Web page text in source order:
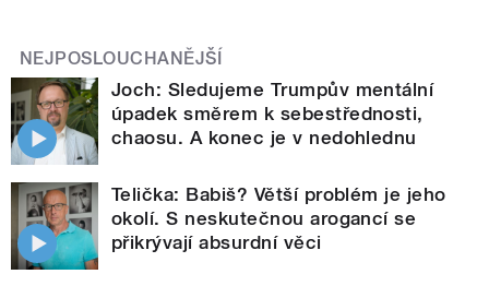
NEJPOSLOUCHANĚJŠÍ
Joch: Sledujeme Trumpův mentální
úpadek směrem k sebestřednosti,
chaosu. A konec je v nedohlednu
Telička: Babiš? Větší problém je jeho
okolí. S neskutečnou arogancí se
přikrývají absurdní věci